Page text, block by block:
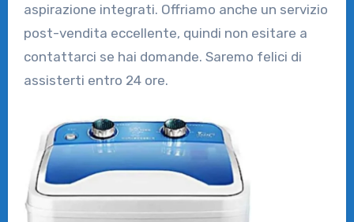
aspirazione integrati. Offriamo anche un servizio
post-vendita eccellente, quindi non esitare a
contattarci se hai domande. Saremo felici di
assisterti entro 24 ore.